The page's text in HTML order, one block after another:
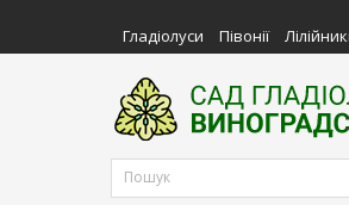
Гладіолуси Півонії